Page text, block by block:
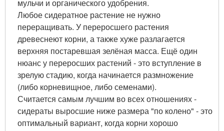
мульчи и органического удобрения.
Любое сидератное растение не нужно
переращивать. У переросшего растения
древеснеют корни, а также хуже разлагается
верхняя постаревшая зелёная масса. Ещё один
нюанс у переросших растений - это вступление в
зрелую стадию, когда начинается размножение
(либо корневищное, либо семенами).
Считается самым лучшим во всех отношениях -
сидераты выросшие ниже размера "по колено" - это
оптимальный вариант, когда корни хорошо